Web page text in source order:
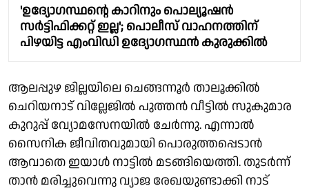
'ഉദ്യോഗസ്ഥൻ്റെ കാറിനും പൊല്യൂഷൻ
സർട്ടിഫിക്കറ്റ് ഇല്ല'; പൊലീസ് വാഹനത്തിന്
പിഴയിട്ട എംവിഡി ഉദ്യോഗസ്ഥൻ കുരുക്കിൽ
ആലപ്പുഴ ജില്ലയിലെ ചെങ്ങന്നൂർ താലൂക്കിൽ
ചെറിയനാട് വില്ലേജിൽ പുത്തൻ വീട്ടിൽ സുകുമാര
കുറുപ്പ് വ്യോമസേനയിൽ ചേർന്നു. എന്നാൽ
സൈനിക ജീവിതവുമായി പൊരുത്തപ്പെടാൻ
ആവാതെ ഇയാൾ നാട്ടിൽ മടങ്ങിയെത്തി. തുടർന്ന്
താൻ മരിച്ചുവെന്നു വ്യാജ രേഖയുണ്ടാക്കി നാട്